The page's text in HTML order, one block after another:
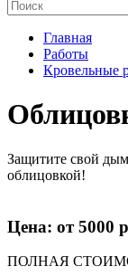
Главная
Работы
Кровельные
Защитите свой
облицовкой!
Цена: от 5000
ПОЛНАЯ